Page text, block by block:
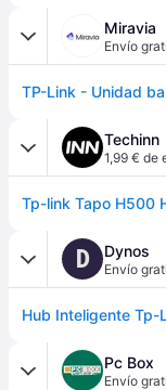
Miravia
Envío
Techinn
1,99 € de
Tp-link Tapo H500
D Dynos
Envío
Pc Box
Envío